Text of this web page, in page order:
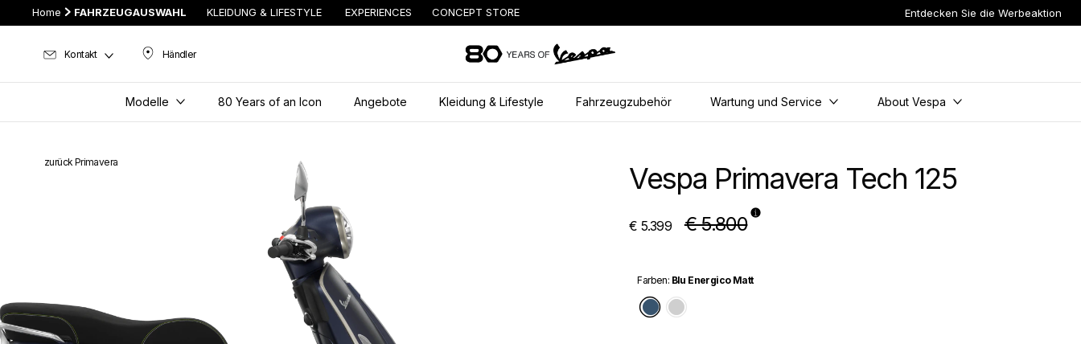
Home FAHRZEUGAUSWAHL KLEIDUNG & LIFESTYLE EXPERIENCES CONCEPT STORE Entdecken Sie die Werbeaktion
Händler
Händler
Kontakt
Modelle 80 Years of an Icon Angebote Kleidung & Lifestyle Fahrzeugzubehör Wartung und Service About Vespa
zurück Primavera Vespa Primavera Tech 125
€ 5.399 € 5.800
Farben: Blu Energico Matt
Blu Energico Matt
Grigio Entusiasta